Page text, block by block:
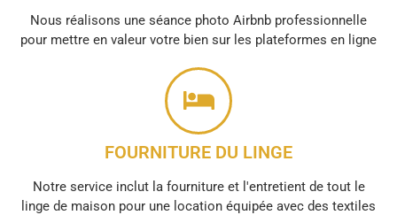
Nous réalisons une séance photo Airbnb professionnelle
pour mettre en valeur votre bien sur les plateformes en ligne
FOURNITURE DU LINGE
Notre service inclut la fourniture et l'entretient de tout le
linge de maison pour une location équipée avec des textiles